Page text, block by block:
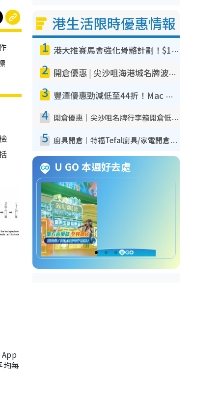
均每
港生活限時優惠情報
1 港大推賽馬會強化骨骼計劃！$100骨質密度X光檢查 完成免費運動訓練送超市禮券！附參加資格
2 開倉優惠 | 尖沙咀海港城名牌波鞋開倉低至1折！On鞋$899起／Joy&Peace鞋履$98起
3 豐澤優惠勁減低至44折！Mac mini/iPhone17Pro大減價！廚房家電$220起
4 開倉優惠｜尖沙咀名牌行李箱開倉低至4折！一連5日 American Tourister/ace./Hallmark $200起！
5 廚具開倉｜特福Tefal廚具/家電開倉低至3折！$220起買平底鍋/炒鑊/湯煲！電飯煲/吸塵機/燙斗$418起
U GO 本週好去處